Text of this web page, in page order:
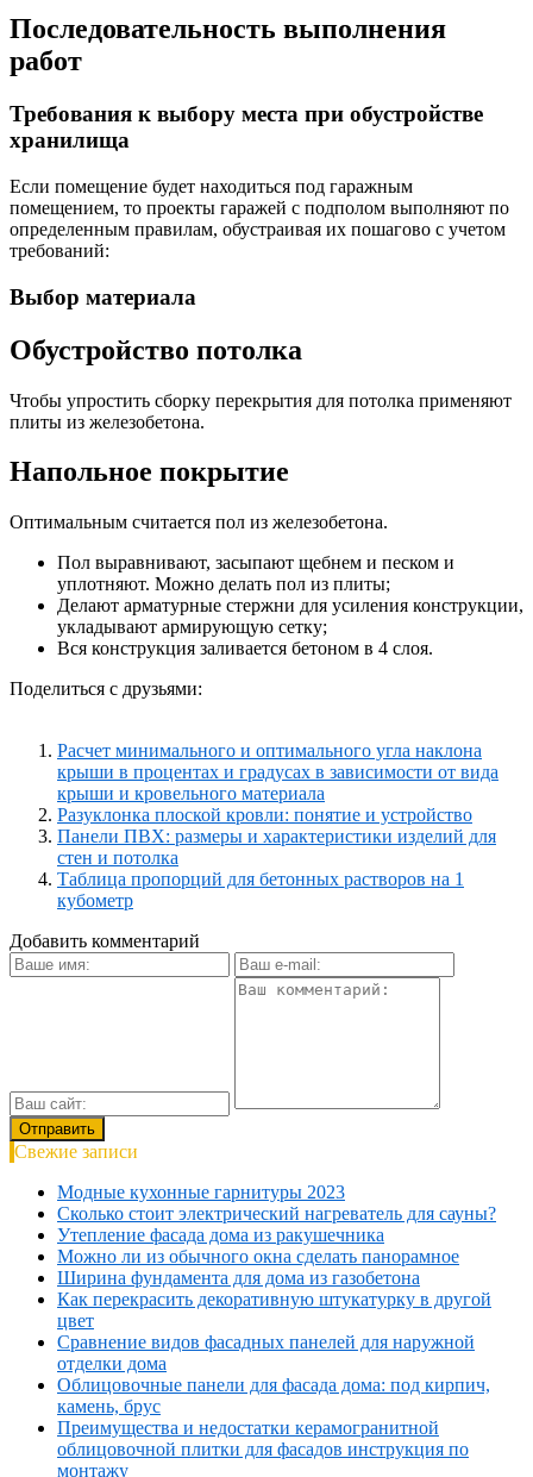
Последовательность выполнения
работ
Требования к выбору места при обустройстве
хранилища
Если помещение будет находиться под гаражным
помещением, то проекты гаражей с подполом выполняют по
определенным правилам, обустраивая их пошагово с учетом
требований:
Выбор материала
Обустройство потолка
Чтобы упростить сборку перекрытия для потолка применяют
плиты из железобетона.
Напольное покрытие
Оптимальным считается пол из железобетона.
Пол выравнивают, засыпают щебнем и песком и
уплотняют. Можно делать пол из плиты;
Делают арматурные стержни для усиления конструкции,
укладывают армирующую сетку;
Вся конструкция заливается бетоном в 4 слоя.
Поделиться с друзьями:
Расчет минимального и оптимального угла наклона
крыши в процентах и градусах в зависимости от вида
крыши и кровельного материала
Разуклонка плоской кровли: понятие и устройство
Панели ПВХ: размеры и характеристики изделий для
стен и потолка
Таблица пропорций для бетонных растворов на 1
кубометр
Добавить комментарий
Свежие записи
Модные кухонные гарнитуры 2023
Сколько стоит электрический нагреватель для сауны?
Утепление фасада дома из ракушечника
Можно ли из обычного окна сделать панорамное
Ширина фундамента для дома из газобетона
Как перекрасить декоративную штукатурку в другой
цвет
Сравнение видов фасадных панелей для наружной
отделки дома
Облицовочные панели для фасада дома: под кирпич,
камень, брус
Преимущества и недостатки керамогранитной
облицовочной плитки для фасадов инструкция по
монтажу